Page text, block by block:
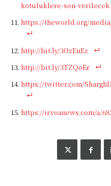
kotuluklere-son-verilecek
https://theworld.org/
http://bit.ly/3OzEnEz
http://bit.ly/3TZQoEr
https://twitter.com/
https://ir.voanews.com/a/